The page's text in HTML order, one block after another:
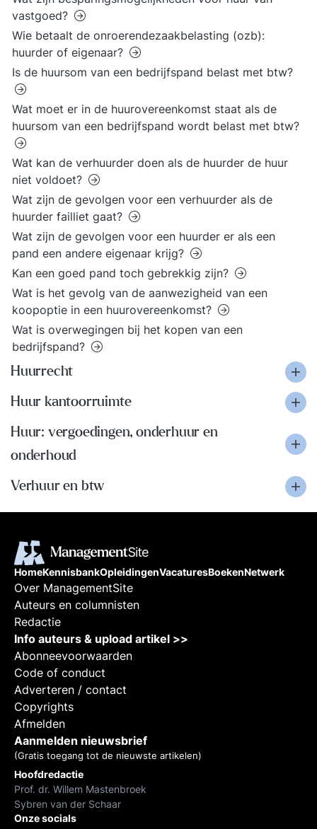
vastgoed?
Wie betaalt de onroerendezaakbelasting (ozb):
huurder of eigenaar?
Is de huursom van een bedrijfspand belast met btw?
Wat moet er in de huurovereenkomst staat als de
huursom van een bedrijfspand wordt belast met btw?
Wat kan de verhuurder doen als de huurder de huur
niet voldoet?
Wat zijn de gevolgen voor een verhuurder als de
huurder failliet gaat?
Wat zijn de gevolgen voor een huurder er als een
pand een andere eigenaar krijg?
Kan een goed pand toch gebrekkig zijn?
Wat is het gevolg van de aanwezigheid van een
koopoptie in een huurovereenkomst?
Wat is overwegingen bij het kopen van een
bedrijfspand?
Huurrecht
Huur kantoorruimte
Huur: vergoedingen, onderhuur en
onderhoud
Verhuur en btw
HomeKennisbankOpleidingenVacaturesBoekenNetwerk
Over ManagementSite
Auteurs en columnisten
Redactie
Info auteurs & upload artikel >>
Abonneevoorwaarden
Code of conduct
Adverteren / contact
Copyrights
Afmelden
Aanmelden nieuwsbrief
(Gratis toegang tot de nieuwste artikelen)
Hoofdredactie
Prof. dr. Willem Mastenbroek
Sybren van der Schaar
Onze socials